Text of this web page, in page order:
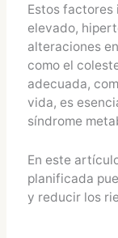
Estos factores
elevado,
alteraciones
como el
adecuada,
vida, es
síndrome
En este
planificada
y reducir los